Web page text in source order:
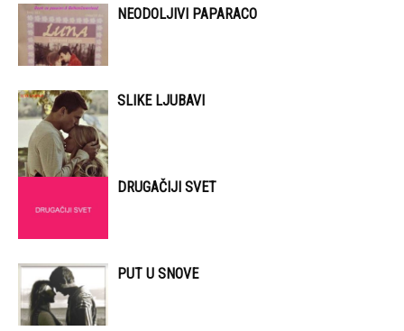
NEODOLJIVI PAPARACO
SLIKE LJUBAVI
DRUGAČIJI SVET
PUT U SNOVE